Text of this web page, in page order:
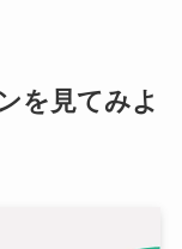
を見てみよ